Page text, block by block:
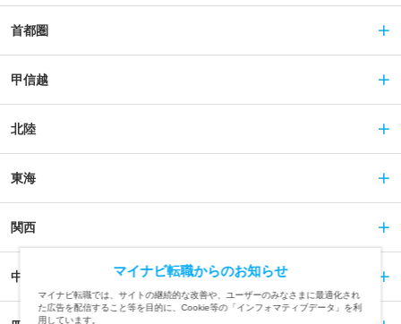
首都圏
甲信越
北陸
東海
関西
中国 マイナビ転職からのお知らせ
マイナビ転職では、サイトの継続的な改善や、ユーザーのみなさまに最適化され
た広告を配信すること等を目的に、Cookie等の「インフォマティブデータ」を利
用しています。